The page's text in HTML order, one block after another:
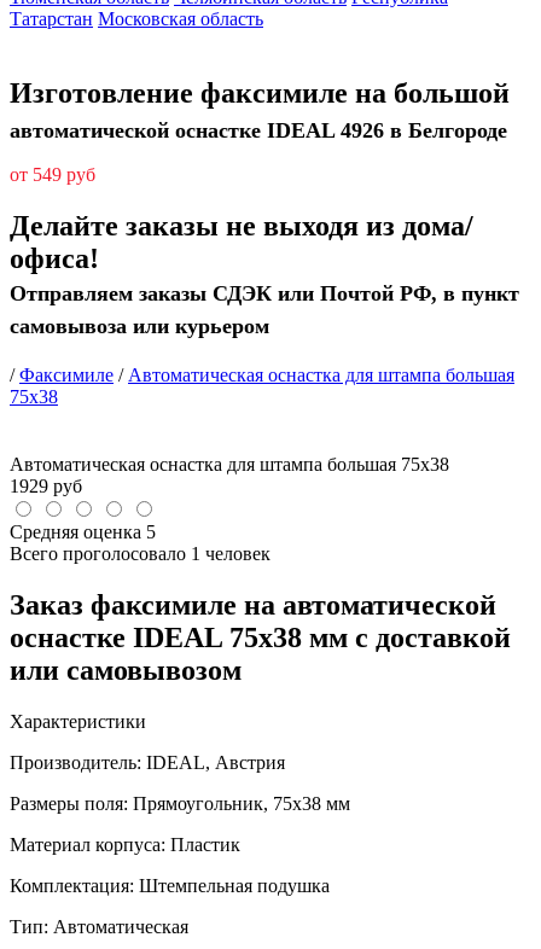
Татарстан Московская область
Изготовление факсимиле на большой
автоматической оснастке IDEAL 4926 в Белгороде
от 549 руб
Делайте заказы не выходя из дома/
офиса!
Отправляем заказы СДЭК или Почтой РФ, в пункт
самовывоза или курьером
/Факсимиле / Автоматическая оснастка для штампа большая
75х38
Автоматическая оснастка для штампа большая 75х38
1929 руб
Средняя оценка 5
Всего проголосовало 1 человек
Заказ факсимиле на автоматической
оснастке IDEAL 75х38 мм с доставкой
или самовывозом
Характеристики
Производитель: IDEAL, Австрия
Размеры поля: Прямоугольник, 75х38 мм
Материал корпуса: Пластик
Комплектация: Штемпельная подушка
Тип: Автоматическая